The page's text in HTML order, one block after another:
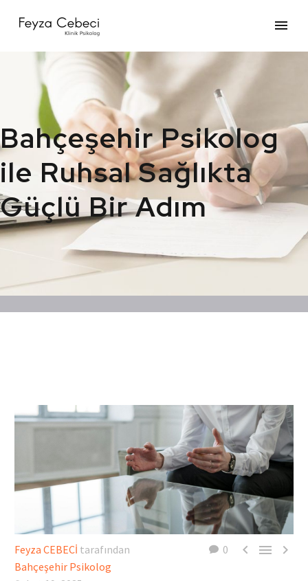
Bahçeşehir Psikolog
ile Ruhsal Sağlıkta
Güçlü Bir Adım
0   
Feyza CEBECİ tarafından
Bahçeşehir Psikolog